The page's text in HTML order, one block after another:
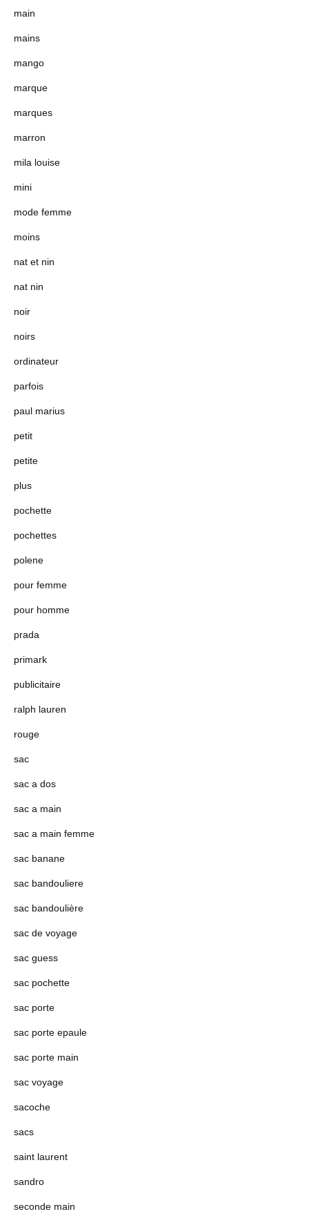
main
mains
mango
marque
marques
marron
mila louise
mini
mode femme
moins
nat et nin
nat nin
noir
noirs
ordinateur
parfois
paul marius
petit
petite
plus
pochette
pochettes
polene
pour femme
pour homme
prada
primark
publicitaire
ralph lauren
rouge
sac
sac a dos
sac a main
sac a main femme
sac banane
sac bandouliere
sac bandoulière
sac de voyage
sac guess
sac pochette
sac porte
sac porte epaule
sac porte main
sac voyage
sacoche
sacs
saint laurent
sandro
seconde main